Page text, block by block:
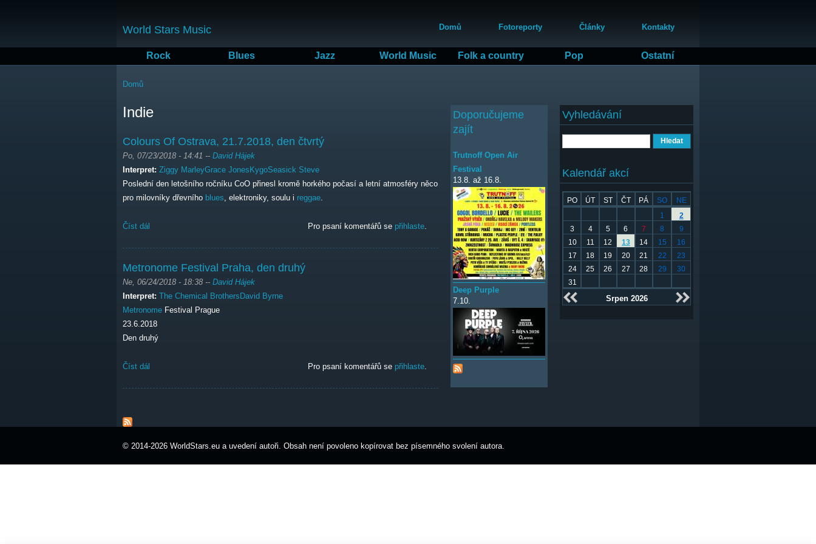
obsahu
World Stars Music Domů Fotoreporty Články Kontakty
Rock Blues Jazz World Music Folk a country Pop Ostatní
Jste zde
Domů
Indie
Colours Of Ostrava, 21.7.2018, den čtvrtý
Po, 07/23/2018 - 14:41 -- David Hájek
Interpret: Ziggy MarleyGrace Jones KygoSeasick Steve
Poslední den letošního ročníku CoO přinesl kromě horkého počasí a letní atmosféry něco
pro milovníky dřevního blues, elektroniky, soulu i reggae.
Číst dál Pro psaní komentářů se přihlaste.
Metronome Festival Praha, den druhý
Ne, 06/24/2018 - 18:38 -- David Hájek
Interpret: The Chemical Brothers David Byrne
Metronome Festival Prague
23.6.2018
Den druhý
Číst dál Pro psaní komentářů se přihlaste.
Vyhledávání
Kalendář akcí
PO ÚT ST ČT PÁ SO
NE
1
2
3
4 5 6 7 8
9
10
11 12 13 14 15
16
17
18 19 20 21 22
23
24
25 26 27 28 29
30
31
Srpen 2026
Doporučujeme
zajít
Trutnoff Open Air
Festival
13.8. až 16.8.
Deep Purple
7.10.
© 2014-2026 WorldStars.eu a uvedení autoři. Obsah není povoleno kopírovat bez písemného svolení autora.